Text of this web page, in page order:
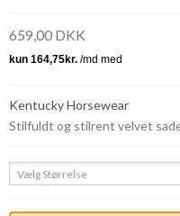
659,00 DKK
Kentucky Horsewear
Stilfuldt og stilrent velvet
Vælg Størrelse